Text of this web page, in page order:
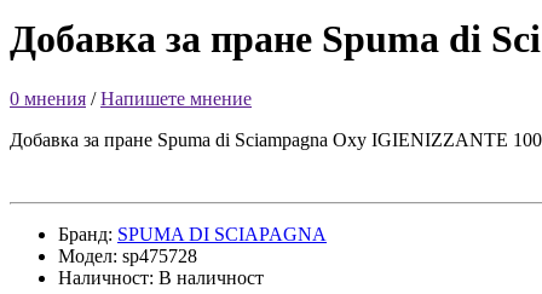
Добавка за пране Spuma di
0 мнения /Напишете мнение
Добавка за пране Spuma di Sciampagna Oxy IGIENIZZANTE
Бранд: SPUMA DI SCIAPAGNA
Модел: sp475728
Наличност: В наличност